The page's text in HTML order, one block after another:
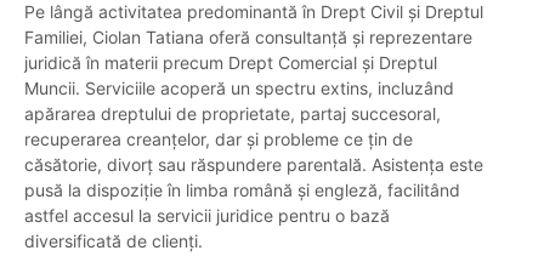
Pe lângă activitatea predominantă în Drept Civil și Dreptul
Familiei, Ciolan Tatiana oferă consultanță și reprezentare
juridică în materii precum Drept Comercial și Dreptul
Muncii. Serviciile acoperă un spectru extins, incluzând
apărarea dreptului de proprietate, partaj succesoral,
recuperarea creanțelor, dar și probleme ce țin de
căsătorie, divorț sau răspundere parentală. Asistența este
pusă la dispoziție în limba română și engleză, facilitând
astfel accesul la servicii juridice pentru o bază
diversificată de clienți.